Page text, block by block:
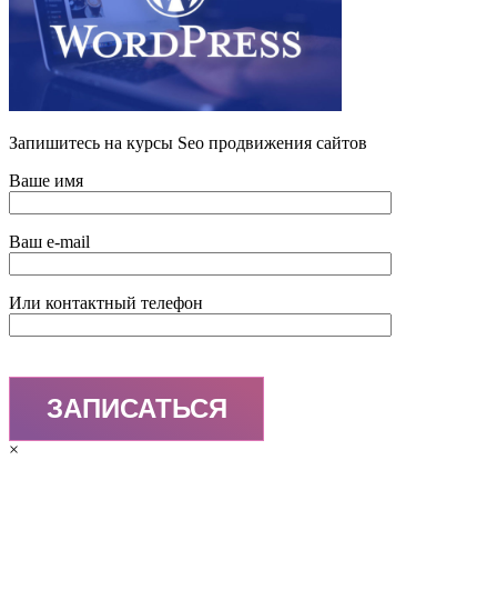
Запишитесь на курсы Seo продвижения сайтов
Ваше имя
Ваш e-mail
Или контактный телефон
×